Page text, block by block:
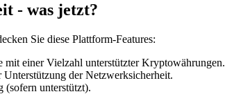
- was jetzt?
Sie diese Plattform-Features:
einer Vielzahl unterstützter Kryptowährungen.
der Netzwerksicherheit.
unterstützt).